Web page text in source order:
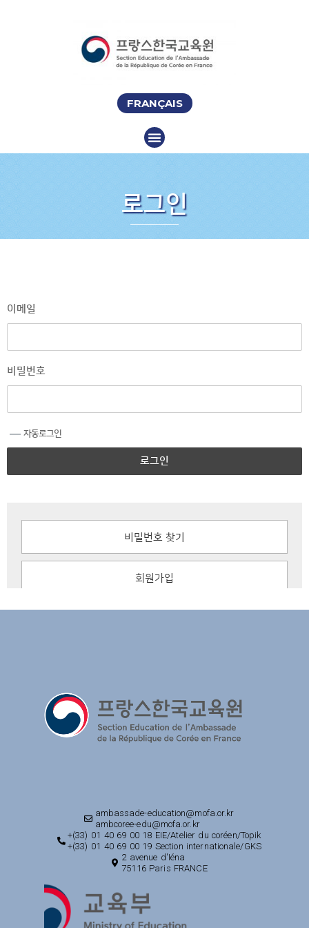
FRANÇAIS
로그인
이메일
비밀번호
자동로그인
로그인
비밀번호 찾기
회원가입
ambassade-education@mofa.or.kr
ambcoree-edu@mofa.or.kr
+(33) 01 40 69 00 18 EIE/Atelier du coréen/Topik
+(33) 01 40 69 00 19 Section internationale/GKS
2 avenue d'Iéna
75116 Paris FRANCE